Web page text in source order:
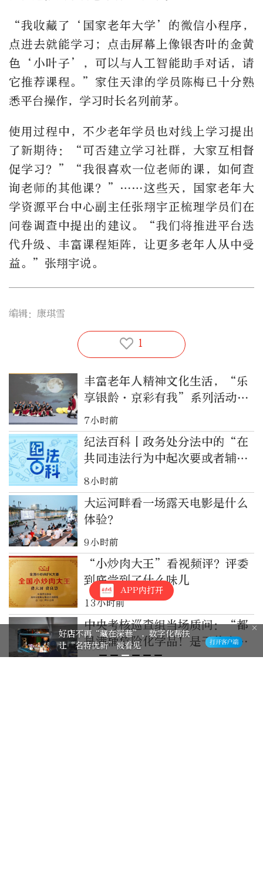
“我收藏了‘国家老年大学’的微信小程序，
点进去就能学习；点击屏幕上像银杏叶的金黄
色‘小叶子’，可以与人工智能助手对话，请
它推荐课程。”家住天津的学员陈梅已十分熟
悉平台操作，学习时长名列前茅。
使用过程中，不少老年学员也对线上学习提出
了新期待：“可否建立学习社群，大家互相督
促学习？”“我很喜欢一位老师的课，如何查
询老师的其他课？”……这些天，国家老年大
学资源平台中心副主任张翔宇正梳理学员们在
问卷调查中提出的建议。“我们将推进平台迭
代升级、丰富课程矩阵，让更多老年人从中受
益。”张翔宇说。
编辑：康琪雪
1
丰富老年人精神文化生活，“乐
享银龄·京彩有我”系列活动启
动
7小时前
纪法百科丨政务处分法中的“在
共同违法行为中起次要或者辅助
作用”指什么？
8小时前
大运河畔看一场露天电影是什么
体验？
9小时前
“小炒肉大王”看视频评？评委
到底尝到了什么味儿
13小时前
中央考核巡查组当场质问：“都
是满桶危险化学品！是干什么用
的？”
APP内打开
人民锐评：婚介市场不能沦为“猎
场”